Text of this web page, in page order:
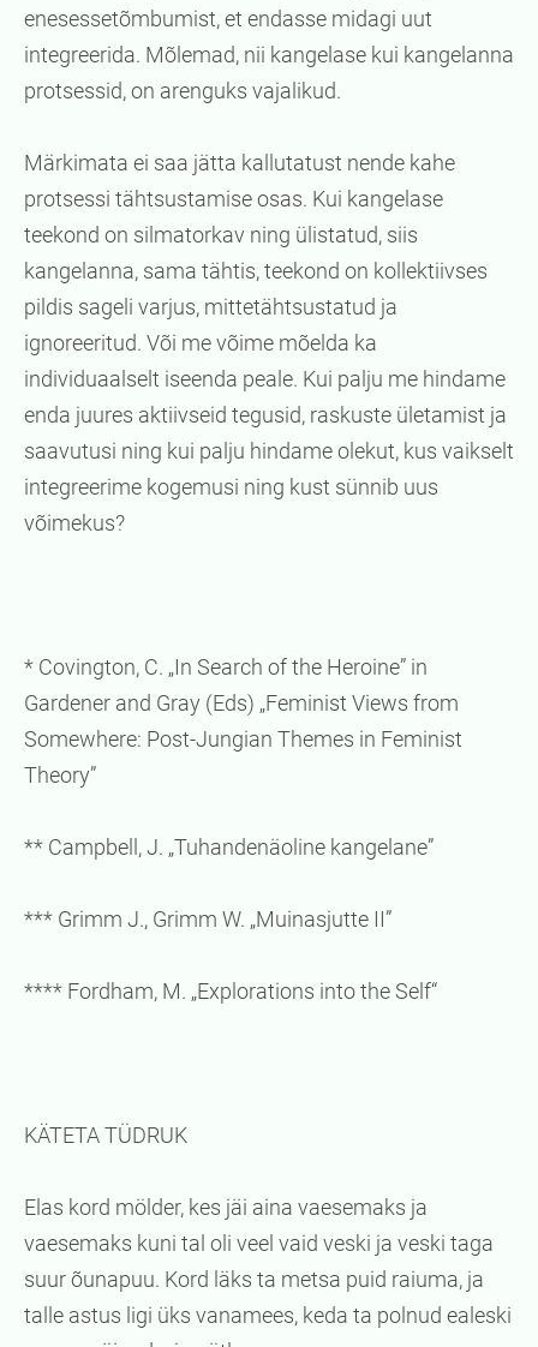
enesessetõmbumist, et endasse midagi uut
integreerida. Mõlemad, nii kangelase kui kangelanna
protsessid, on arenguks vajalikud.
Märkimata ei saa jätta kallutatust nende kahe
protsessi tähtsustamise osas. Kui kangelase
teekond on silmatorkav ning ülistatud, siis
kangelanna, sama tähtis, teekond on kollektiivses
pildis sageli varjus, mittetähtsustatud ja
ignoreeritud. Või me võime mõelda ka
individuaalselt iseenda peale. Kui palju me hindame
enda juures aktiivseid tegusid, raskuste ületamist ja
saavutusi ning kui palju hindame olekut, kus vaikselt
integreerime kogemusi ning kust sünnib uus
võimekus?
* Covington, C. „In Search of the Heroine” in
Gardener and Gray (Eds) „Feminist Views from
Somewhere: Post-Jungian Themes in Feminist
Theory”
** Campbell, J. „Tuhandenäoline kangelane”
*** Grimm J., Grimm W. „Muinasjutte II”
**** Fordham, M. „Explorations into the Self“
KÄTETA TÜDRUK
Elas kord mölder, kes jäi aina vaesemaks ja
vaesemaks kuni tal oli veel vaid veski ja veski taga
suur õunapuu. Kord läks ta metsa puid raiuma, ja
talle astus ligi üks vanamees, keda ta polnud ealeski